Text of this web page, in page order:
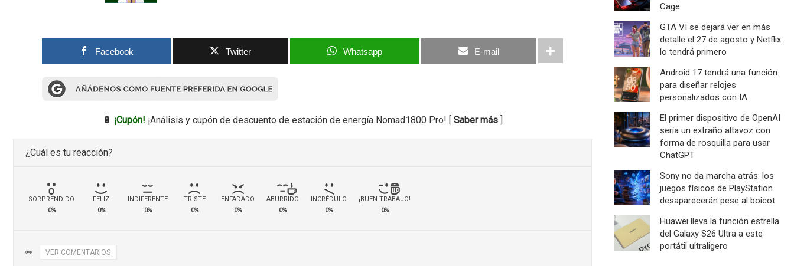
Facebook Twitter Whatsapp E-mail
🔋 ¡Cupón! ¡Análisis y cupón de descuento de estación de energía Nomad1800 Pro! [ Saber más
¿Cuál es tu reacción?
SORPRENDIDO
0%
FELIZ
0%
INDIFERENTE
0%
TRISTE
0%
ENFADADO
0%
ABURRIDO
0%
INCRÉDULO
0%
¡BUEN TRABAJO!
0%
✏️ VER COMENTARIOS
Cage
GTA VI se dejará ver en más
detalle el 27 de agosto y Netflix
lo tendrá primero
Android 17 tendrá una función
para diseñar relojes
personalizados con IA
El primer dispositivo de OpenAI
sería un extraño altavoz con
forma de rosquilla para usar
ChatGPT
Sony no da marcha atrás: los
juegos físicos de PlayStation
desaparecerán pese al boicot
Huawei lleva la función estrella
del Galaxy S26 Ultra a este
portátil ultraligero